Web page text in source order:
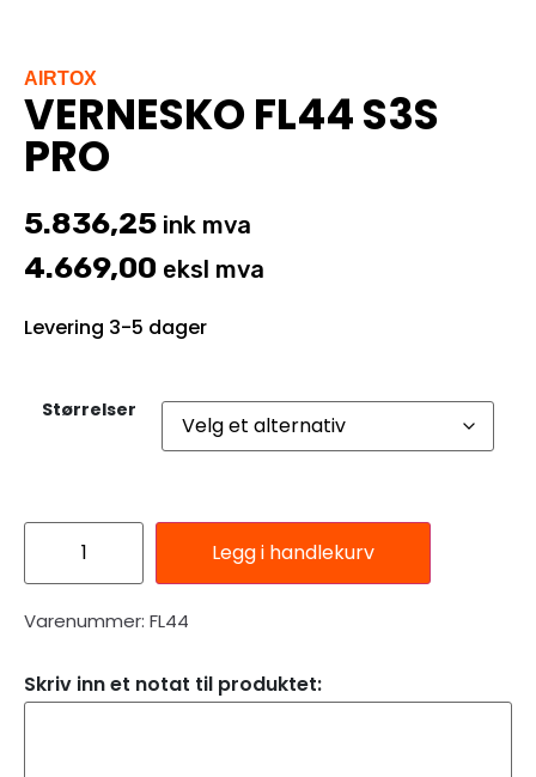
AIRTOX
VERNESKO FL44 S3S
PRO
5.836,25 ink mva
4.669,00 eksl mva
Levering 3-5 dager
Størrelser
Legg i handlekurv
Varenummer: FL44
Skriv inn et notat til produktet: